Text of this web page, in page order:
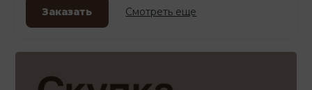
Заказать Смотреть еще